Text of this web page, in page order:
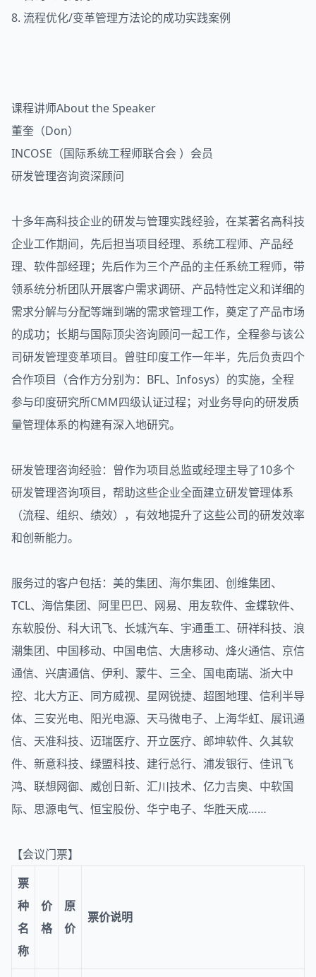
8. 流程优化/变革管理方法论的成功实践案例
课程讲师About the Speaker
董奎（Don）
INCOSE（国际系统工程师联合会 ）会员
研发管理咨询资深顾问
十多年高科技企业的研发与管理实践经验，在某著名高科技
企业工作期间，先后担当项目经理、系统工程师、产品经
理、软件部经理；先后作为三个产品的主任系统工程师，带
领系统分析团队开展客户需求调研、产品特性定义和详细的
需求分解与分配等端到端的需求管理工作，奠定了产品市场
的成功；长期与国际顶尖咨询顾问一起工作，全程参与该公
司研发管理变革项目。曾驻印度工作一年半，先后负责四个
合作项目（合作方分别为：BFL、Infosys）的实施，全程
参与印度研究所CMM四级认证过程；对业务导向的研发质
量管理体系的构建有深入地研究。
研发管理咨询经验：曾作为项目总监或经理主导了10多个
研发管理咨询项目，帮助这些企业全面建立研发管理体系
（流程、组织、绩效），有效地提升了这些公司的研发效率
和创新能力。
服务过的客户包括：美的集团、海尔集团、创维集团、
TCL、海信集团、阿里巴巴、网易、用友软件、金蝶软件、
东软股份、科大讯飞、长城汽车、宇通重工、研祥科技、浪
潮集团、中国移动、中国电信、大唐移动、烽火通信、京信
通信、兴唐通信、伊利、蒙牛、三全、国电南瑞、浙大中
控、北大方正、同方威视、星网锐捷、超图地理、信利半导
体、三安光电、阳光电源、天马微电子、上海华虹、展讯通
信、天准科技、迈瑞医疗、开立医疗、郎坤软件、久其软
件、新意科技、绿盟科技、建行总行、浦发银行、佳讯飞
鸿、联想网御、威创日新、汇川技术、亿力吉奥、中软国
际、思源电气、恒宝股份、华宁电子、华胜天成……
【会议门票】
票
种
名
称
价
格
原
价
票价说明